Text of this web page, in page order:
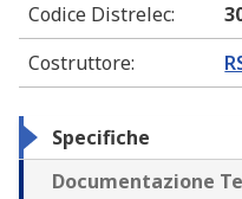
Codice Distrelec:
Costruttore:
Specifiche
Documentazione